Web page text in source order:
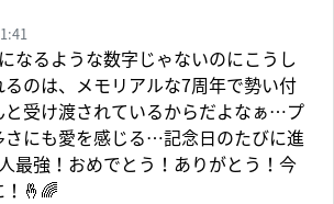
なるような数字じゃないのにこうし
のは、メモリアルな7周年で勢い付
と受け渡されているからだよなぁ…プ
さにも愛を感じる…記念日のたびに進
最強！おめでとう！ありがとう！今
🤞🌈